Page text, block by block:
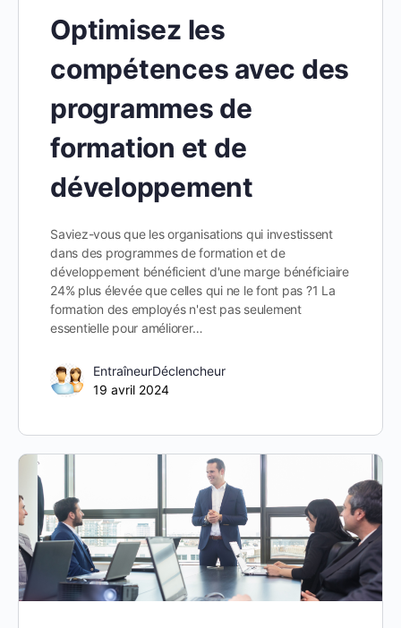
Optimisez les
compétences avec des
programmes de
formation et de
développement
Saviez-vous que les organisations qui investissent
dans des programmes de formation et de
développement bénéficient d'une marge bénéficiaire
24% plus élevée que celles qui ne le font pas ?1 La
formation des employés n'est pas seulement
essentielle pour améliorer…
EntraîneurDéclencheur
19 avril 2024